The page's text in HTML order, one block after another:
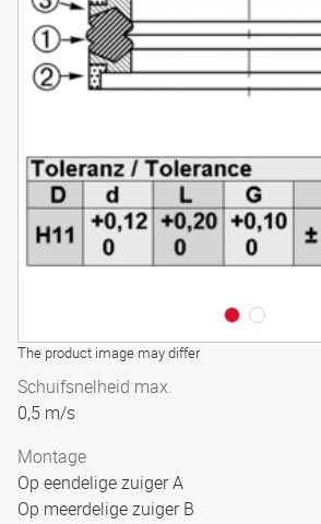
The product image may differ
Schuifsnelheid max.
0,5 m/s
Montage
Op eendelige zuiger A
Op meerdelige zuiger B